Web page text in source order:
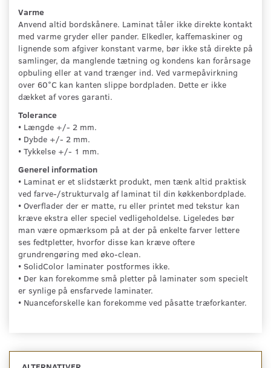
Varme
Anvend altid bordskånere. Laminat tåler ikke direkte kontakt
med varme gryder eller pander. Elkedler, kaffemaskiner og
lignende som afgiver konstant varme, bør ikke stå direkte på
samlinger, da manglende tætning og kondens kan forårsage
opbuling eller at vand trænger ind. Ved varmepåvirkning
over 60°C kan kanten slippe bordpladen. Dette er ikke
dækket af vores garanti.
Tolerance
• Længde +/- 2 mm.
• Dybde +/- 2 mm.
• Tykkelse +/- 1 mm.
Generel information
• Laminat er et slidstærkt produkt, men tænk altid praktisk
ved farve-/strukturvalg af laminat til din køkkenbordplade.
• Overflader der er matte, ru eller printet med tekstur kan
kræve ekstra eller speciel vedligeholdelse. Ligeledes bør
man være opmærksom på at der på enkelte farver lettere
ses fedtpletter, hvorfor disse kan kræve oftere
grundrengøring med øko-clean.
• SolidColor laminater postformes ikke.
• Der kan forekomme små pletter på laminater som specielt
er synlige på ensfarvede laminater.
• Nuanceforskelle kan forekomme ved påsatte træforkanter.